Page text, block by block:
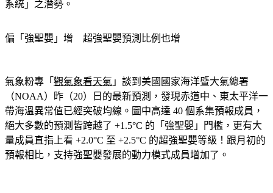
（NOAA）昨（20）日的最新預測，發現赤道中、東太平洋一
帶海溫異常值已經突破均線。圖中高達 40 個系集預報成員，
絕大多數的預測皆跨越了 +1.5°C 的「強聖嬰」門檻，更有大
量成員直指上看 +2.0°C 至 +2.5°C 的超強聖嬰等級！跟月初的
預報相比，支持強聖嬰發展的動力模式成員增加了。